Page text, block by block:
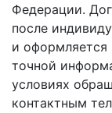
Федерации.
после
и оформляется
точной
условиях
контактным